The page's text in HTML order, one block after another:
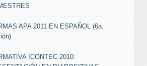
APA 2011 EN ESPAÑOL (6a.
ICONTEC 2010: